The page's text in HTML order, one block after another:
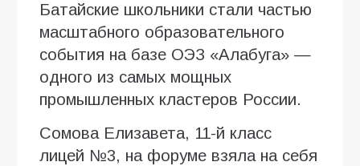
Батайские школьники стали частью
масштабного образовательного
события на базе ОЭЗ «Алабуга» —
одного из самых мощных
промышленных кластеров России.
Сомова Елизавета, 11-й класс
лицей №3, на форуме взяла на себя